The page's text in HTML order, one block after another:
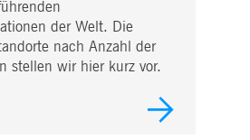
der Welt. Die
nach Anzahl der
stellen wir hier kurz vor.